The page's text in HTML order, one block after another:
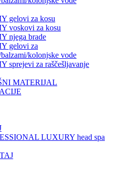
gelovi za kosu
voskovi za kosu
njega brade
gelovi za
kolonjske vode
sprejevi za raščešljavanje
MATERIJAL
LUXURY head spa